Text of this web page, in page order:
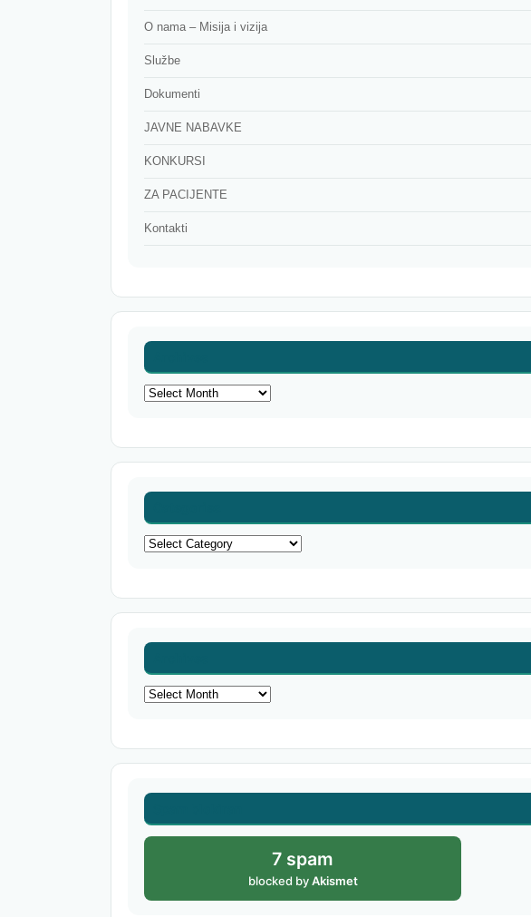
O nama – Misija i vizija
Službe
Dokumenti
JAVNE NABAVKE
KONKURSI
ZA PACIJENTE
Kontakti
Archives
Categories
Archives
7 spam
blocked byAkismet